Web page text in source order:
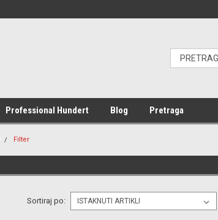
Professional Hundert Blog Pretraga
Filter
Sortiraj po: